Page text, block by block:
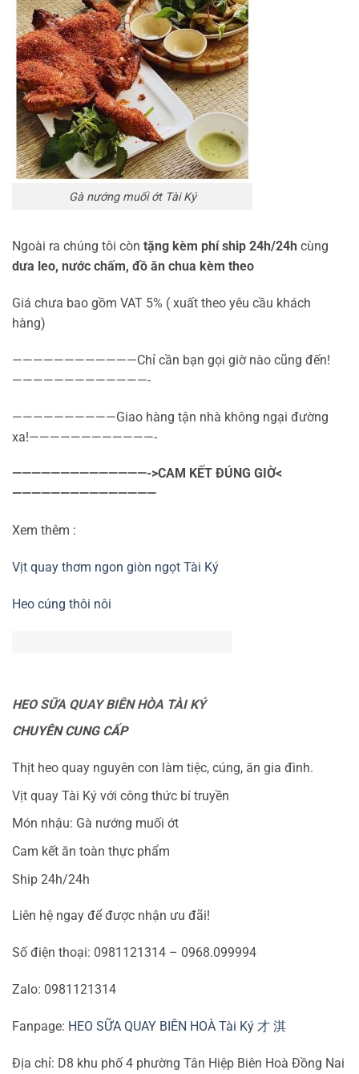
Gà nướng muối ớt Tài Ký
Ngoài ra chúng tôi còn tặng kèm phí ship 24h/24h cùng
dưa leo, nước chấm, đồ ăn chua kèm theo
Giá chưa bao gồm VAT 5% ( xuất theo yêu cầu khách
hàng)
————————————Chỉ cần bạn gọi giờ nào cũng đến!
—————————————-
——————————Giao hàng tận nhà không ngại đường
xa!————————————-
——————————————->CAM KẾT ĐÚNG GIỜ<
———————————————
Xem thêm :
Vịt quay thơm ngon giòn ngọt Tài Ký
Heo cúng thôi nôi
HEO SỮA QUAY BIÊN HÒA TÀI KÝ
CHUYÊN CUNG CẤP
Thịt heo quay nguyên con làm tiệc, cúng, ăn gia đình.
Vịt quay Tài Ký với công thức bí truyền
Món nhậu: Gà nướng muối ớt
Cam kết ăn toàn thực phẩm
Ship 24h/24h
Liên hệ ngay để được nhận ưu đãi!
Số điện thoại: 0981121314 – 0968.099994
Zalo: 0981121314
Fanpage: HEO SỮA QUAY BIÊN HOÀ Tài Ký 才 淇
Địa chỉ: D8 khu phố 4 phường Tân Hiệp Biên Hoà Đồng Nai